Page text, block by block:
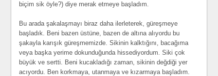
biçim sik öyle?) diye merak etmeye başladım.
Bu arada şakalaşmayı biraz daha ilerleterek, güreşmeye
başladık. Beni bazen üstüne, bazen de altına alıyordu bu
şakayla karışık güreşmemizde. Sikinin kalktığını, bacağıma
veya başka yerime dokunduğunda hissediyordum. Siki çok
büyük ve sertti. Beni kucakladığı zaman, sikinin değdiği yer
acıyordu. Ben korkmaya, utanmaya ve kızarmaya başladım.